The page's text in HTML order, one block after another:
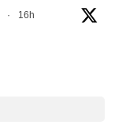
· 16h